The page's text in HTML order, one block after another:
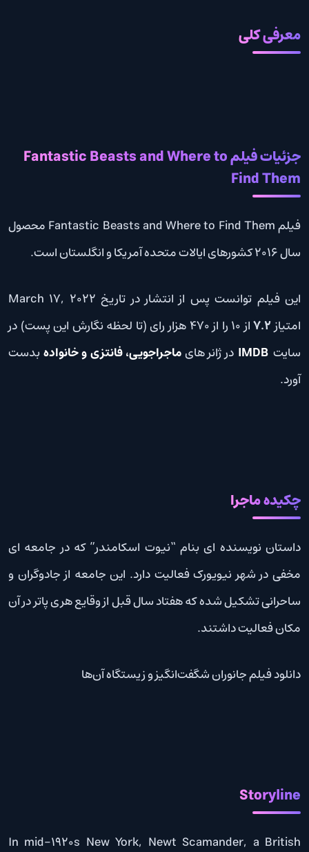
معرفی کلی
جزئیات فیلم Fantastic Beasts and Where to
Find Them
فیلم Fantastic Beasts and Where to Find Them محصول
سال 2016 کشورهای ایالات متحده آمریکا و انگلستان است.
این فیلم توانست پس از انتشار در تاریخ March 17, 2022
امتیاز7.2
از 10 را از 470 هزار رای (تا لحظه نگارش این پست) در
سایت IMDB در ژانر هایماجراجویی، فانتزی و خانواده بدست
آورد.
چکیده ماجرا
داستان نویسنده ای بنام “نیوت اسکامندر” که در جامعه ای
مخفی در شهر نیویورک فعالیت دارد. این جامعه از جادوگران و
ساحرانی تشکیل شده که هفتاد سال قبل از وقایع هری پاتر در آن
مکان فعالیت داشتند.
دانلود فیلم جانوران شگفت‌انگیز و زیستگاه آن‌ها
Storyline
In mid-1920s New York, Newt Scamander, a British